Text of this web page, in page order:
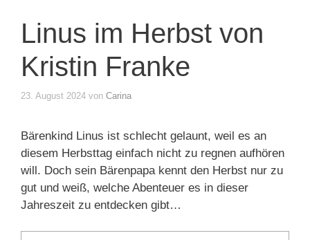
Linus im Herbst von
Kristin Franke
23. August 2024 von Carina
Bärenkind Linus ist schlecht gelaunt, weil es an
diesem Herbsttag einfach nicht zu regnen aufhören
will. Doch sein Bärenpapa kennt den Herbst nur zu
gut und weiß, welche Abenteuer es in dieser
Jahreszeit zu entdecken gibt…